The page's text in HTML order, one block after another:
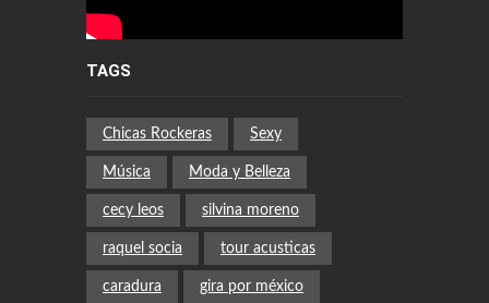
TAGS
Chicas Rockeras Sexy
Música Moda y Belleza
cecy leos silvina moreno
raquel socia tour acusticas
caradura gira por méxico